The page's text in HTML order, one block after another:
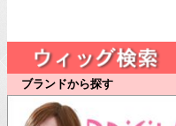
ブランドから探す